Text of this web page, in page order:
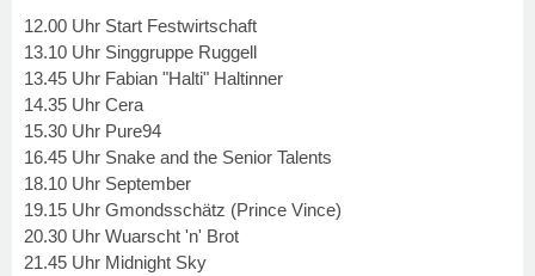
12.00 Uhr Start Festwirtschaft
13.10 Uhr Singgruppe Ruggell
13.45 Uhr Fabian "Halti" Haltinner
14.35 Uhr Cera
15.30 Uhr Pure94
16.45 Uhr Snake and the Senior Talents
18.10 Uhr September
19.15 Uhr Gmondsschätz (Prince Vince)
20.30 Uhr Wuarscht 'n' Brot
21.45 Uhr Midnight Sky